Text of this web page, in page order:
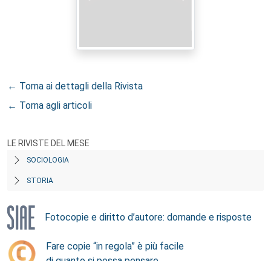
← Torna ai dettagli della Rivista
← Torna agli articoli
LE RIVISTE DEL MESE
SOCIOLOGIA
STORIA
Fotocopie e diritto d’autore: domande e risposte
Fare copie “in regola” è più facile